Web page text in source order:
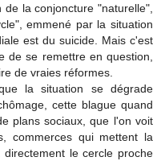
la conjoncture "naturelle",
emmené par la situation
est du suicide. Mais c'est
de se remettre en question,
de vraies réformes.
la situation se dégrade
cette blague quand
plans sociaux, que l'on voit
commerces qui mettent la
le cercle proche